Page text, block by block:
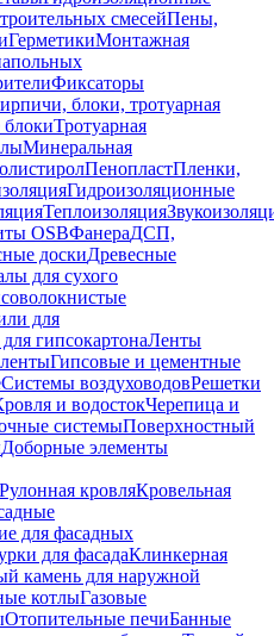
смесейПены,
ГерметикиМонтажная
Фиксаторы
блоки, тротуарная
Тротуарная
Минеральная
ПенопластПленки,
Гидроизоляционные
Теплоизоляция
OSBФанераДСП,
доскиДревесные
для сухого
для
гипсокартонаЛенты
Гипсовые и цементные
Системы воздуховодовРешетки
и водостокЧерепица и
системыПоверхностный
Доборные элементы
Рулонная кровляКровельная
для фасадных
для фасадаКлинкерная
камень для наружной
котлыГазовые
Отопительные печиБанные